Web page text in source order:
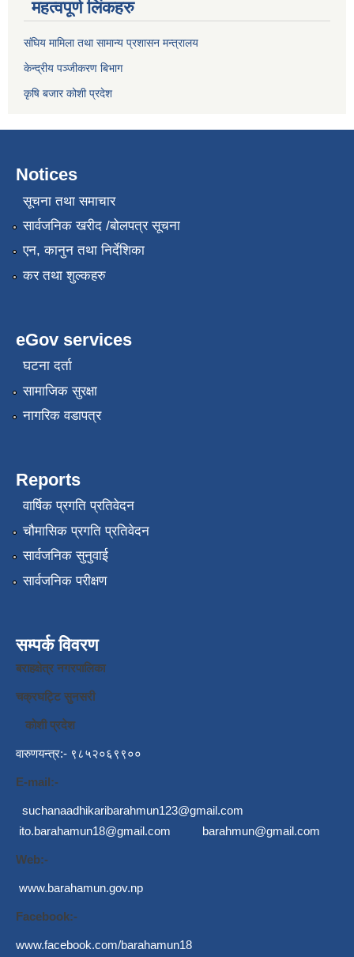
महत्वपूर्ण लिंकहरु
संघिय मामिला तथा सामान्य प्रशासन मन्त्रालय
केन्द्रीय पञ्जीकरण बिभाग
कृषि बजार कोशी प्रदेश
Notices
सूचना तथा समाचार
सार्वजनिक खरीद /बोलपत्र सूचना
एन, कानुन तथा निर्देशिका
कर तथा शुल्कहरु
eGov services
घटना दर्ता
सामाजिक सुरक्षा
नागरिक वडापत्र
Reports
वार्षिक प्रगति प्रतिवेदन
चौमासिक प्रगति प्रतिवेदन
सार्वजनिक सुनुवाई
सार्वजनिक परीक्षण
सम्पर्क विवरण
बराहक्षेत्र नगरपालिका
चक्रघट्टि सुनसरी
कोशी प्रदेश
वारुणयन्त्र:- ९८५२०६९९००
E-mail:-
suchanaadhikaribarahmun123@gmail.com
ito.barahamun18@gmail.com
barahmun@gmail.com
Web:-
www.barahamun.gov.np
Facebook:-
www.facebook.com/barahamun18